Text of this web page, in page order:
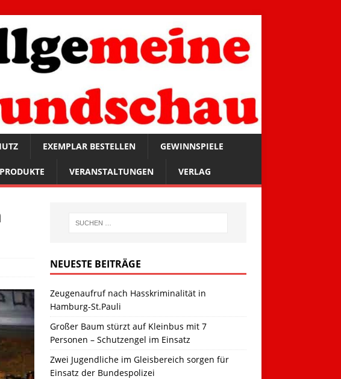
EXEMPLAR BESTELLEN GEWINNSPIELE
PRODUKTE VERANSTALTUNGEN VERLAG
NEUESTE BEITRÄGE
Zeugenaufruf nach Hasskriminalität in
Hamburg-St.Pauli
Großer Baum stürzt auf Kleinbus mit 7
Personen – Schutzengel im Einsatz
Zwei Jugendliche im Gleisbereich sorgen für
Einsatz der Bundespolizei